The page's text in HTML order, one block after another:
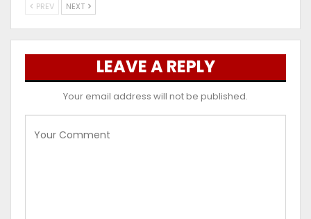
PREV NEXT
LEAVE A REPLY
Your email address will not be published.